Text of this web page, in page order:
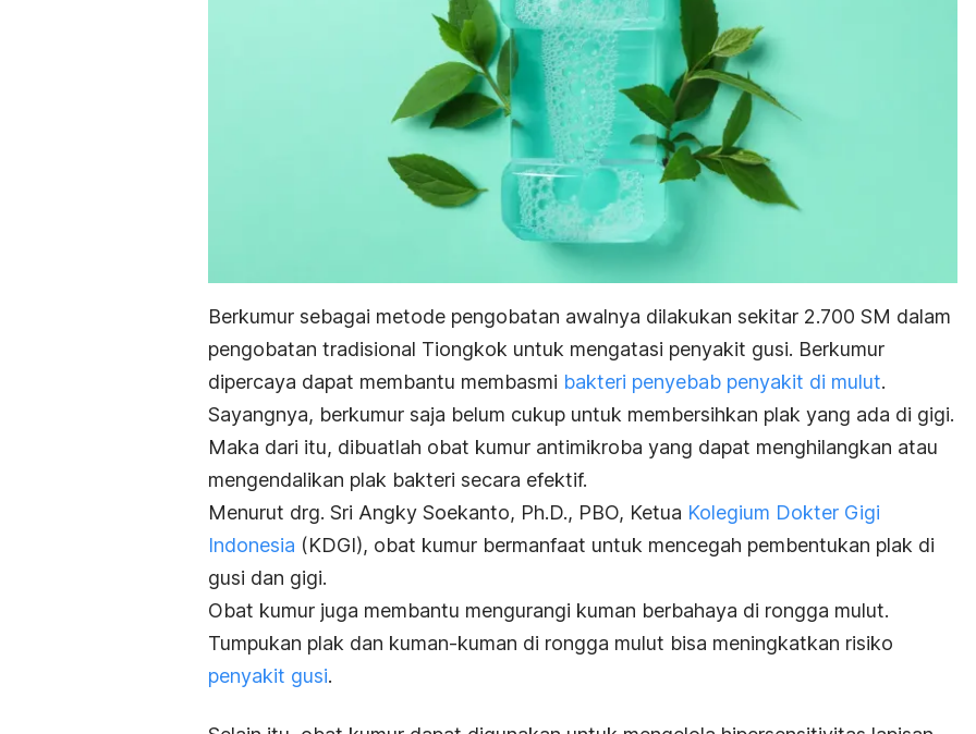
Berkumur sebagai metode pengobatan awalnya dilakukan sekitar 2.700 SM dalam
pengobatan tradisional Tiongkok untuk mengatasi penyakit gusi. Berkumur
dipercaya dapat membantu membasmi bakteri penyebab penyakit di mulut.
Sayangnya, berkumur saja belum cukup untuk membersihkan plak yang ada di gigi.
Maka dari itu, dibuatlah obat kumur antimikroba yang dapat menghilangkan atau
mengendalikan plak bakteri secara efektif.
Menurut drg. Sri Angky Soekanto, Ph.D., PBO, Ketua Kolegium Dokter Gigi
Indonesia (KDGI), obat kumur bermanfaat untuk mencegah pembentukan plak di
gusi dan gigi.
Obat kumur juga membantu mengurangi kuman berbahaya di rongga mulut.
Tumpukan plak dan kuman-kuman di rongga mulut bisa meningkatkan risiko
penyakit gusi.